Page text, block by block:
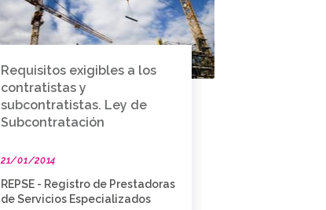
Requisitos exigibles a los
contratistas y
subcontratistas. Ley de
Subcontratación
21/01/2014
REPSE - Registro de Prestadoras
de Servicios Especializados